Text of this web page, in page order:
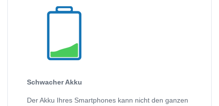
Schwacher Akku
Der Akku Ihres Smartphones kann nicht den ganzen